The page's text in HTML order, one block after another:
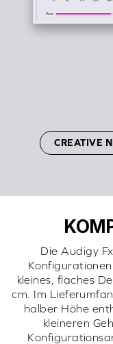
CREATIVE
Die Audigy
kleines, flaches
cm. Im
halber Höhe
kleineren